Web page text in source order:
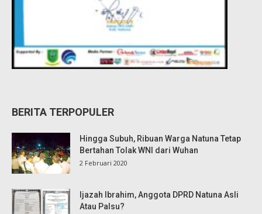
BERITA TERPOPULER
Hingga Subuh, Ribuan Warga Natuna Tetap
Bertahan Tolak WNI dari Wuhan
2 Februari 2020
Ijazah Ibrahim, Anggota DPRD Natuna Asli
Atau Palsu?